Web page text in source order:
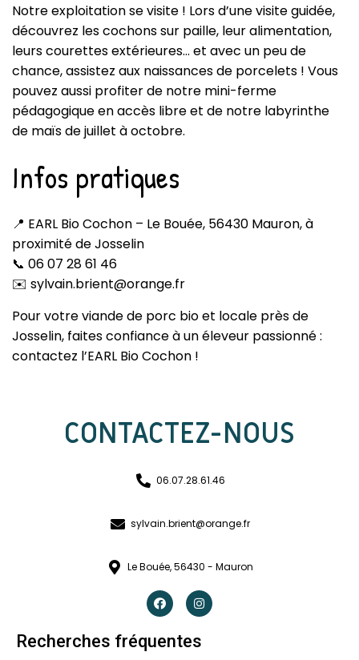
Notre exploitation se visite ! Lors d’unevisite guidée,
découvrez les cochons sur paille, leur alimentation,
leurs courettes extérieures… et avec un peu de
chance, assistez aux naissances de porcelets ! Vous
pouvez aussi profiter de notre mini-ferme
pédagogiqueen accès libre et de notre labyrinthe
de maïsde juillet à octobre.
Infos pratiques
📍 EARL Bio Cochon – Le Bouée, 56430 Mauron, à
proximité de Josselin
📞 06 07 28 61 46
✉️ sylvain.brient@orange.fr
Pour votre viande de porc bio et locale près de
Josselin, faites confiance à un éleveur passionné :
contactez l’EARL Bio Cochon !
CONTACTEZ-NOUS
06.07.28.61.46
sylvain.brient@orange.fr
Le Bouée, 56430 - Mauron
Recherches fréquentes